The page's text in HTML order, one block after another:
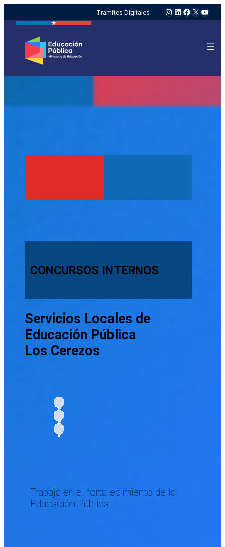
Tramites Digitales Instagram
LinkedIn
Facebook
X
CONCURSOS INTERNOS
Servicios Locales de
Educación Pública
Los Cerezos
Trabaja en el fortalecimiento de la
Educación Pública